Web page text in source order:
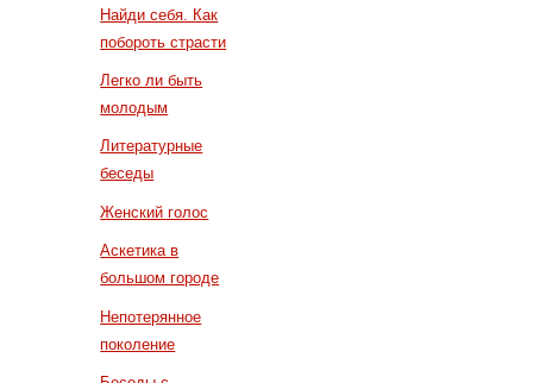
Найди себя. Как
побороть страсти
Легко ли быть
молодым
Литературные
беседы
Женский голос
Аскетика в
большом городе
Непотерянное
поколение